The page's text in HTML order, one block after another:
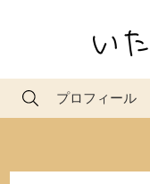
プロフィール